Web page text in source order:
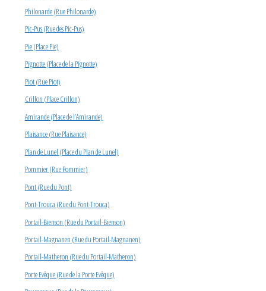
Philonarde (Rue Philonarde)
Pic-Pus (Rue des Pic-Pus)
Pie (Place Pie)
Pignotte (Place de la Pignotte)
Piot (Rue Piot)
Crillon (Place Crillon)
Amirande (Place de l’Amirande)
Plaisance (Rue Plaisance)
Plan de Lunel (Place du Plan de Lunel)
Pommier (Rue Pommier)
Pont (Rue du Pont)
Pont-Trouca (Rue du Pont-Trouca)
Portail-Bienson (Rue du Portail-Bienson)
Portail-Magnanen (Rue du Portail-Magnanen)
Portail-Matheron (Rue du Portail-Matheron)
Porte Evêque (Rue de la Porte Evêque)